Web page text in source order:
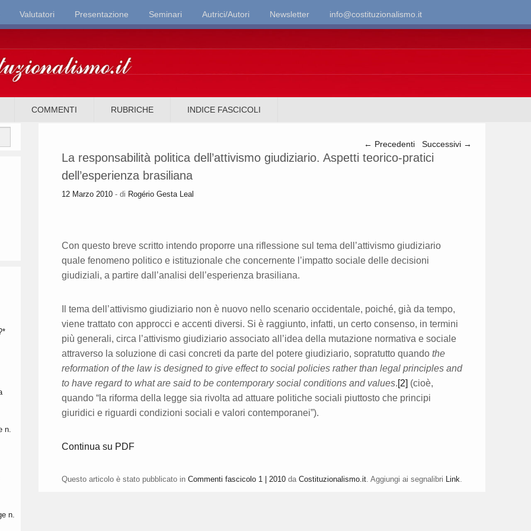
Valutatori Presentazione Seminari Autrici/Autori Newsletter info@costituzionalismo.it
COMMENTI RUBRICHE INDICE FASCICOLI
Navigazione articolo
← Precedenti Successivi →
La responsabilità politica dell’attivismo giudiziario. Aspetti teorico-pratici
dell’esperienza brasiliana
12 Marzo 2010 - di Rogério Gesta Leal
Con questo breve scritto intendo proporre una riflessione sul tema dell’attivismo giudiziario
quale fenomeno politico e istituzionale che concernente l’impatto sociale delle decisioni
giudiziali, a partire dall’analisi dell’esperienza brasiliana.
Il tema dell’attivismo giudiziario non è nuovo nello scenario occidentale, poiché, già da tempo,
viene trattato con approcci e accenti diversi. Si è raggiunto, infatti, un certo consenso, in termini
più generali, circa l’attivismo giudiziario associato all’idea della mutazione normativa e sociale
attraverso la soluzione di casi concreti da parte del potere giudiziario, sopratutto quando the
reformation of the law is designed to give effect to social policies rather than legal principles and
to have regard to what are said to be contemporary social conditions and values.[2] (cioè,
quando “la riforma della legge sia rivolta ad attuare politiche sociali piuttosto che principi
giuridici e riguardi condizioni sociali e valori contemporanei”).
Continua su PDF
Questo articolo è stato pubblicato in Commenti fascicolo 1 | 2010 da Costituzionalismo.it . Aggiungi ai segnalibri Link
n.
n.